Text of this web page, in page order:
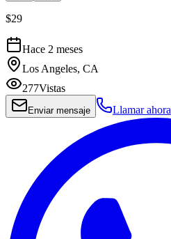
$29
Hace 2 meses
Los Angeles, CA
277Vistas
Enviar mensaje Llamar ahora